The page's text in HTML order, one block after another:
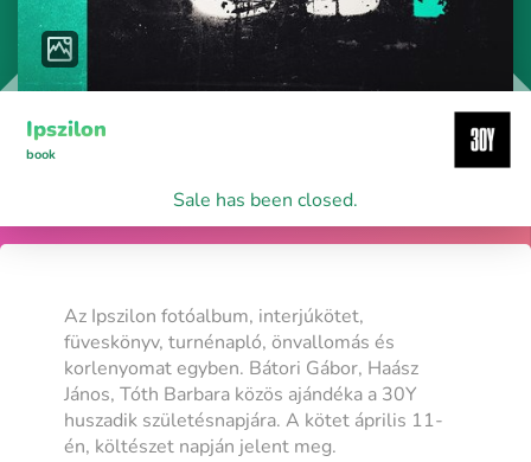
Ipszilon
book
Sale has been closed.
Az Ipszilon fotóalbum, interjúkötet,
füveskönyv, turnénapló, önvallomás és
korlenyomat egyben. Bátori Gábor, Haász
János, Tóth Barbara közös ajándéka a 30Y
huszadik születésnapjára. A kötet április 11-
én, költészet napján jelent meg.